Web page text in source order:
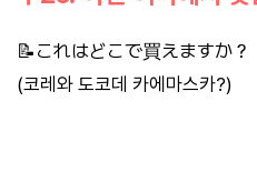
📝これはどこで買えますか？
(코레와 도코데 카에마스카?)